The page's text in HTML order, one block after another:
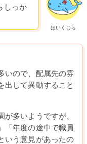
ほいくじら
しっか
いので、配属先の雰
出して異動すること
多いようですが、
「年度の途中で職員
いう意見があったの